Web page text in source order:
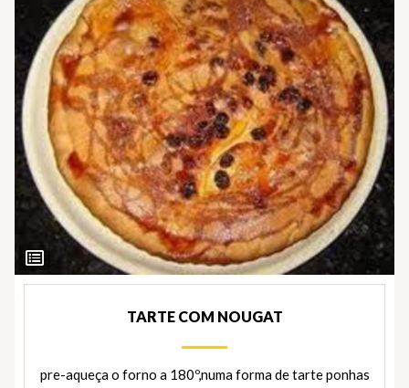
Ver
Ingredientes
TARTE COM NOUGAT
pre-aqueça o forno a 180º,numa forma de tarte ponhas